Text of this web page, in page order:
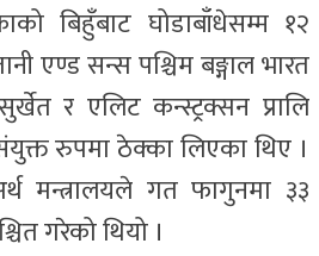
बिहुँबाट घोडाबाँधेसम्म १२
एण्ड सन्स पश्चिम बङ्गाल भारत
र एलिट कन्स्ट्रक्सन प्रालि
रुपमा ठेक्का लिएका थिए ।
मन्त्रालयले गत फागुनमा ३३
गरेको थियो ।